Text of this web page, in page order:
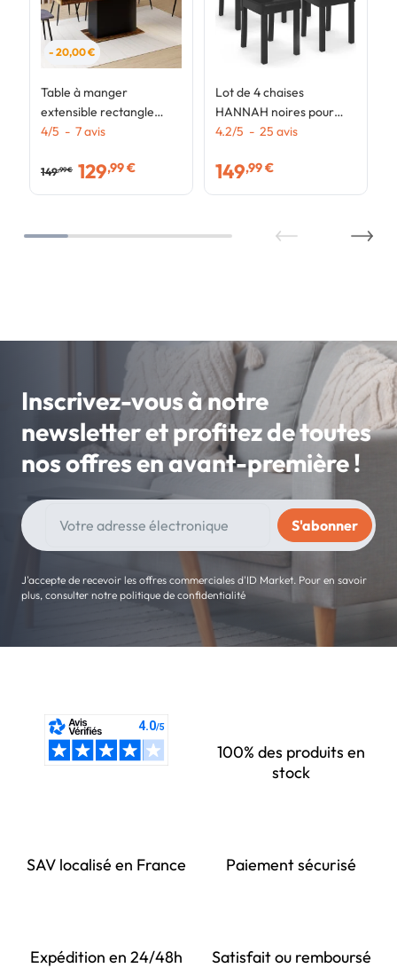
- 20,00 €
Table à manger
extensible rectangle
EDEN 6-10 personnes
foncé et noir 160-200cm
4/5 - 7avis
149,99 € 129,99 €
Lot de 4 chaises
HANNAH noires pour
salle à manger
4.2/5 - 25 avis
149,99 €
Inscrivez-vous à notre
newsletter et profitez de toutes
nos offres en avant-première !
J'accepte de recevoir les offres commerciales d'ID Market. Pour en savoir
plus, consulter notre politique de confidentialité
100% des produits en
stock
SAV localisé en France Paiement sécurisé
Expédition en 24/48h Satisfait ou remboursé